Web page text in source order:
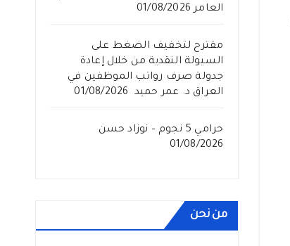
العامر 01/08/2026
مقترح لتخفيف الضغط على
السيولة النقدية من خلال إعادة
جدولة صرف رواتب الموظفين في
العراق د. عمر حميد
01/08/2026
حرامي 5 نجوم – نوزاد حسن
01/08/2026
من نحن